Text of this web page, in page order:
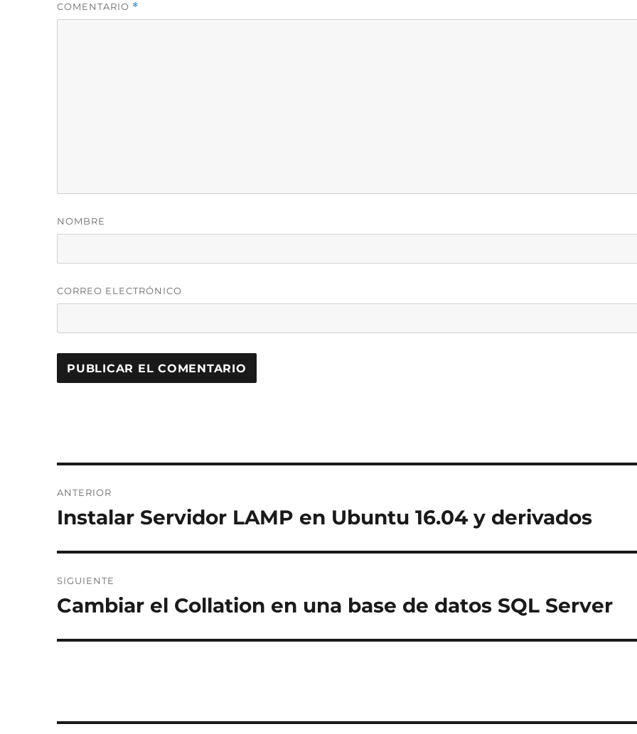
COMENTARIO *
NOMBRE
CORREO ELECTRÓNICO
de
ANTERIOR
Entrada
Instalar Servidor LAMP en Ubuntu 16.04 y derivados
SIGUIENTE
Entrada
Cambiar el Collation en una base de datos SQL Server